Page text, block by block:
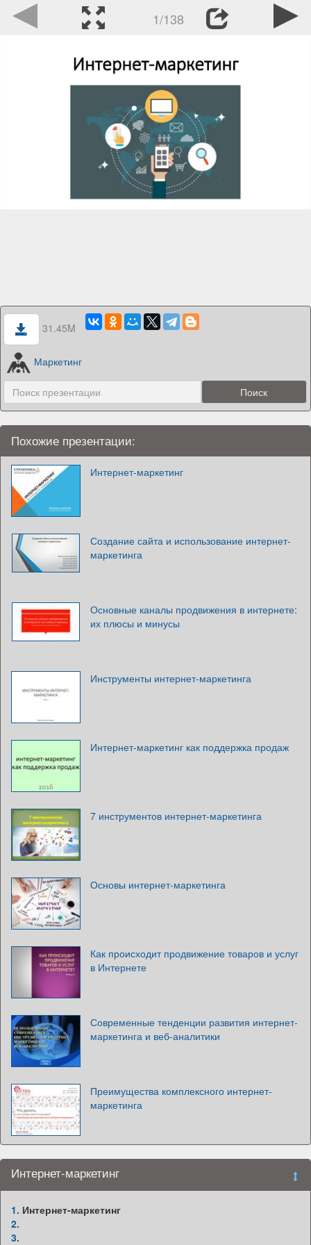
1/138
31.45M
Маркетинг
Похожие презентации:
Интернет-маркетинг
Создание сайта и использование интернет-
маркетинга
Основные каналы продвижения в интернете:
их плюсы и минусы
Инструменты интернет-маркетинга
Интернет-маркетинг как поддержка продаж
7 инструментов интернет-маркетинга
Основы интернет-маркетинга
Как происходит продвижение товаров и услуг
в Интернете
Современные тенденции развития интернет-
маркетинга и веб-аналитики
Преимущества комплексного интернет-
маркетинга
Интернет-маркетинг
1. Интернет-маркетинг
2.
3.